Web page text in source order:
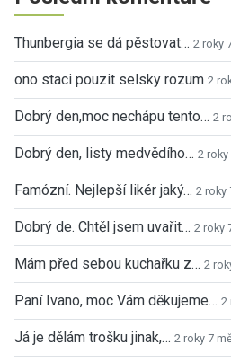
Thunbergia se dá pěstovat… 2 roky
ono staci pouzit selsky rozum 2
Dobrý den,moc nechápu tento… 2
Dobrý den, listy medvědího… 2
Famózní. Nejlepší likér jaký… 2 roky
Dobrý de. Chtěl jsem uvařit… 2 roky
Mám před sebou kuchařku z… 2
Paní Ivano, moc Vám děkujeme… 2
Já je dělám trošku jinak,… 2 roky 7